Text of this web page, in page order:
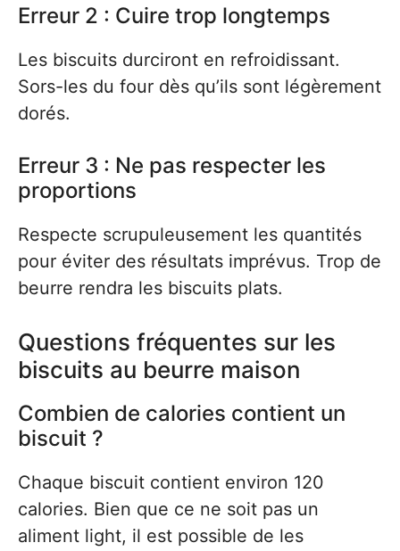
Erreur 2 : Cuire trop longtemps
Les biscuits durciront en refroidissant.
Sors-les du four dès qu’ils sont légèrement
dorés.
Erreur 3 : Ne pas respecter les
proportions
Respecte scrupuleusement les quantités
pour éviter des résultats imprévus. Trop de
beurre rendra les biscuits plats.
Questions fréquentes sur les
biscuits au beurre maison
Combien de calories contient un
biscuit ?
Chaque biscuit contient environ 120
calories. Bien que ce ne soit pas un
aliment light, il est possible de les